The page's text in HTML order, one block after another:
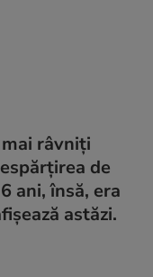
râvniți
de
ani, însă, era
astăzi.